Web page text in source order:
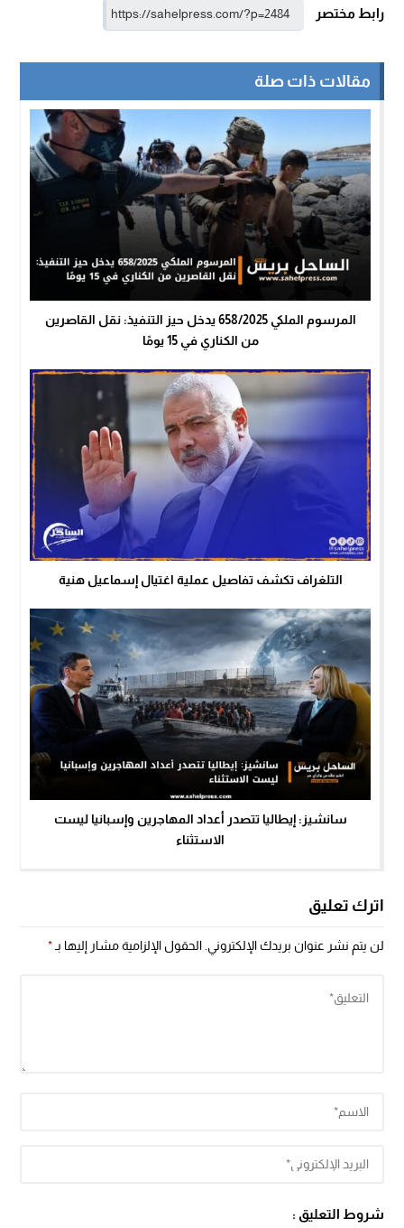
رابط مختصر
مقالات ذات صلة
المرسوم الملكي 658/2025 يدخل حيز التنفيذ: نقل القاصرين
من الكناري في 15 يومًا
التلغراف تكشف تفاصيل عملية اغتيال إسماعيل هنية
سانشيز: إيطاليا تتصدر أعداد المهاجرين وإسبانيا ليست
الاستثناء
اترك تعليق
لن يتم نشر عنوان بريدك الإلكتروني. الحقول الإلزامية مشار إليها بـ*
شروط التعليق :